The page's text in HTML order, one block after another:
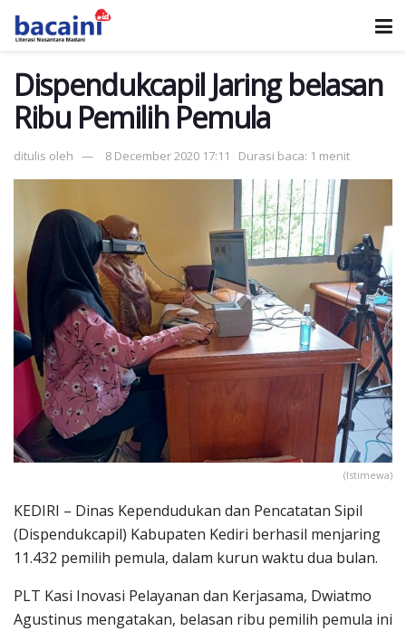
Dispendukcapil Jaring belasan
Ribu Pemilih Pemula
ditulis oleh 8 December 2020 17:11 Durasi baca: 1 menit
(Istimewa)
KEDIRI – Dinas Kependudukan dan Pencatatan Sipil
(Dispendukcapil) Kabupaten Kediri berhasil menjaring
11.432 pemilih pemula, dalam kurun waktu dua bulan.
PLT Kasi Inovasi Pelayanan dan Kerjasama, Dwiatmo
Agustinus mengatakan, belasan ribu pemilih pemula ini